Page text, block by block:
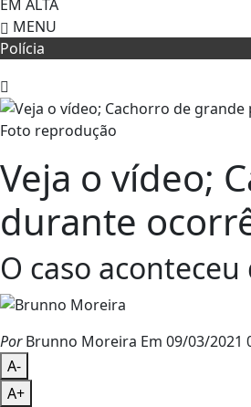
EM ALTA
MENU
Polícia
Foto reprodução
Veja o vídeo;
durante
O caso
PorBrunno Moreira Em 09/03/2021
A-
A+